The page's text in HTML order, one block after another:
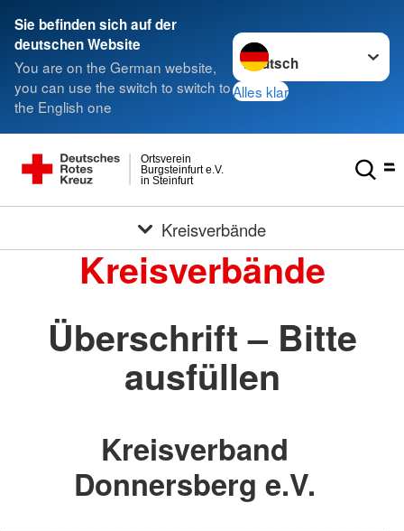
Sie befinden sich auf der
deutschen Website
You are on the German website,
you can use the switch to switch to
the English one
Sprache wechseln zu
Alles klar
in Steinfurt
Burgsteinfurt e.V.
Ortsverein
Kreisverbände
Kreisverbände
Überschrift – Bitte
ausfüllen
Kreisverband
Donnersberg e.V.